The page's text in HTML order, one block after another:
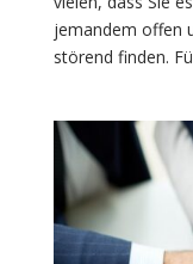
jemandem offen
störend finden.